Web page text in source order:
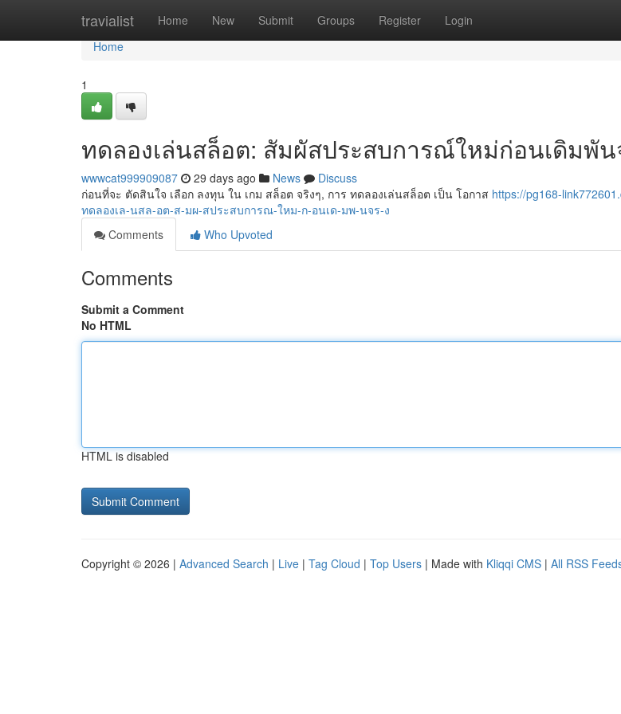
travialist Home New Submit Groups Register Login
Home
Home
1
ทดลองเล่นสล็อต: สัมผัสประสบการณ์ใหม่ก่อนเดิมพัน
wwwcat999909087 29 days ago News
Discuss
ก่อนที่จะ ตัดสินใจ เลือก ลงทุน ใน เกม สล็อต จริงๆ, การ ทดลองเล่นสล็อต เป็น โอกาส https://pg168-
ทดลองเล-นสล-อต-ส-มผ-สประสบการณ-ใหม-ก-อนเด-มพ-นจร-ง
Comments
Who Upvoted
Comments
Submit a Comment
No HTML
HTML is disabled
Copyright © 2026 | Advanced Search | Live | Tag Cloud | Top Users | Made with Kliqqi CMS | All RSS